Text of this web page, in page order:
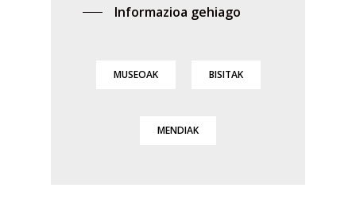
Informazioa gehiago
MUSEOAK BISITAK
MENDIAK